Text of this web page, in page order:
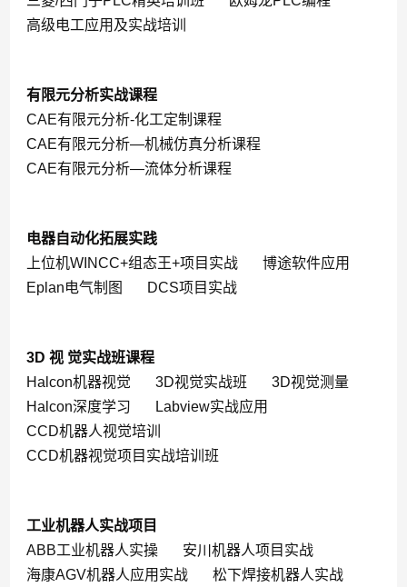
高级电工应用及实战培训
有限元分析实战课程
CAE有限元分析-化工定制课程
CAE有限元分析—机械仿真分析课程
CAE有限元分析—流体分析课程
电器自动化拓展实践
上位机WINCC+组态王+项目实战
博途软件应用
Eplan电气制图
DCS项目实战
3D 视 觉实战班课程
Halcon机器视觉
3D视觉实战班
3D视觉测量
Halcon深度学习
Labview实战应用
CCD机器人视觉培训
CCD机器视觉项目实战培训班
工业机器人实战项目
ABB工业机器人实操
安川机器人项目实战
海康AGV机器人应用实战
松下焊接机器人实战